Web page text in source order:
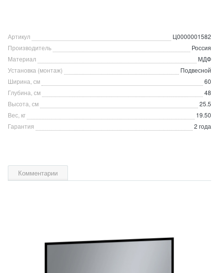
Артикул
Ц0000001582
Производитель
Россия
Материал
МДФ
Установка (монтаж)
Подвесной
Ширина, см
60
Глубина, см
48
Высота, см
25.5
Вес, кг
19.50
Гарантия
2 года
Комментарии